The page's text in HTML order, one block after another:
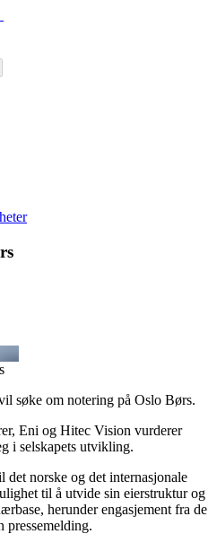
søke om notering på Oslo Børs.
Eni og Hitec Vision vurderer
i selskapets utvikling.
norske og det internasjonale
til å utvide sin eierstruktur og
herunder engasjement fra de
pressemelding.